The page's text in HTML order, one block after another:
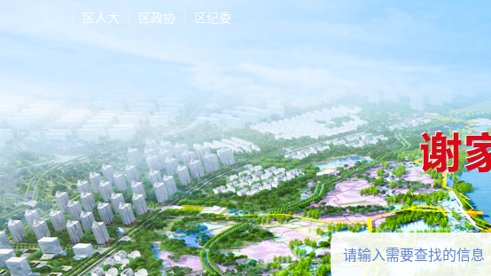
区人大 区政协 区纪委